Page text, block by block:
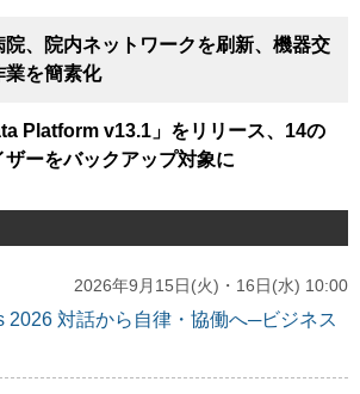
院、院内ネットワークを刷新、機器交
業を簡素化
Platform v13.1」をリリース、14の
ーをバックアップ対象に
2026年9月15日(火)・16日(水) 10:00
2026 対話から自律・協働へ─ビジネス